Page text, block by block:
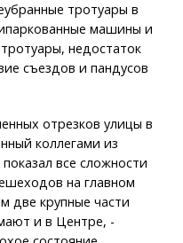
тротуары в
машины и
недостаток
съездов и пандусов
отрезков улицы в
коллегами из
все сложности
на главном
две крупные части
и в Центре, -